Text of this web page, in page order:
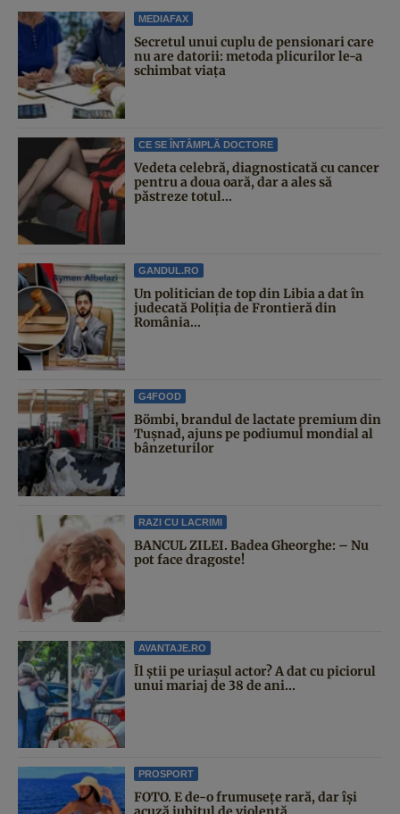
MEDIAFAX
Secretul unui cuplu de pensionari care
nu are datorii: metoda plicurilor le-a
schimbat viața
CE SE ÎNTÂMPLĂ DOCTORE
Vedeta celebră, diagnosticată cu cancer
pentru a doua oară, dar a ales să
păstreze totul...
GANDUL.RO
Un politician de top din Libia a dat în
judecată Poliția de Frontieră din
România...
G4FOOD
Bömbi, brandul de lactate premium din
Tușnad, ajuns pe podiumul mondial al
bânzeturilor
RAZI CU LACRIMI
BANCUL ZILEI. Badea Gheorghe: – Nu
pot face dragoste!
AVANTAJE.RO
Îl știi pe uriașul actor? A dat cu piciorul
unui mariaj de 38 de ani...
PROSPORT
FOTO. E de-o frumusețe rară, dar își